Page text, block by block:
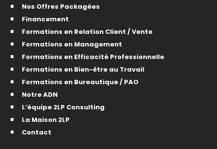
Nos Offres Packagées
Financement
Formations en Relation Client / Vente
Formations en Management
Formations en Efficacité Professionnelle
Formations en Bien-être au Travail
Formations en Bureautique / PAO
Notre ADN
L’équipe 2LP Consulting
La Maison 2LP
Contact